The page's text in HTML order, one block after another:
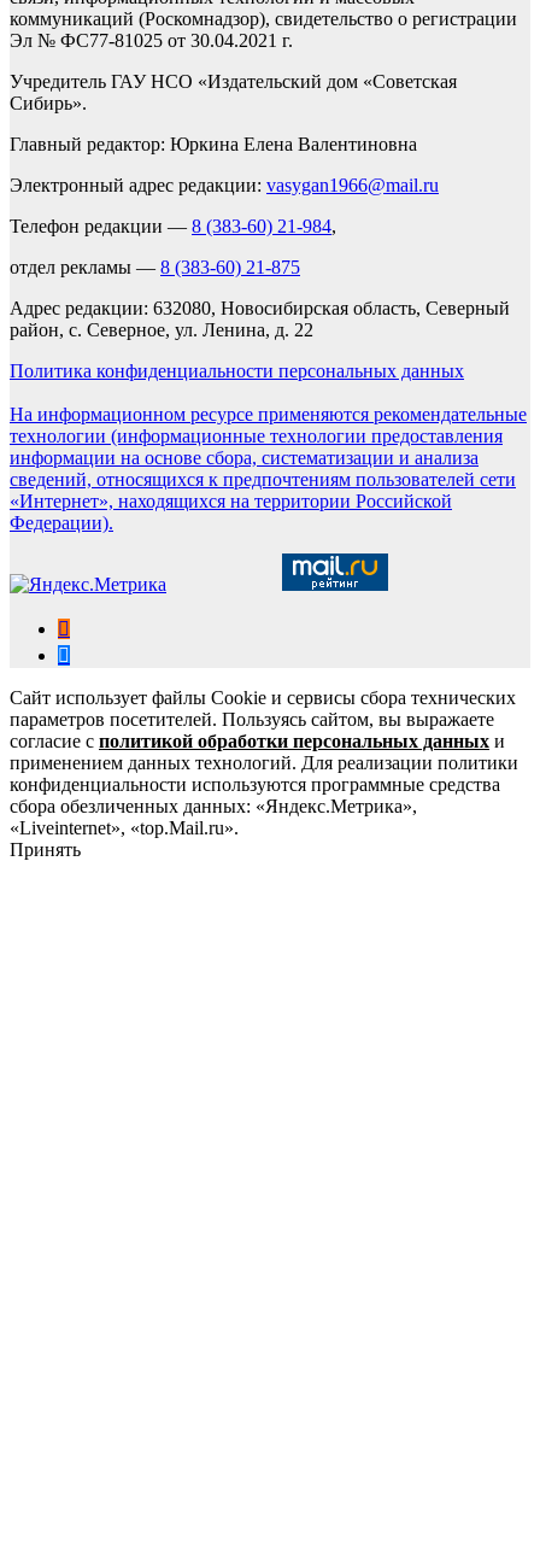
коммуникаций (Роскомнадзор), свидетельство о регистрации
Эл № ФС77-81025 от 30.04.2021 г.
Учредитель ГАУ НСО «Издательский дом «Советская
Сибирь».
Главный редактор: Юркина Елена Валентиновна
Электронный адрес редакции: vasygan1966@mail.ru
Телефон редакции — 8 (383-60) 21-984,
отдел рекламы — 8 (383-60) 21-875
Адрес редакции: 632080, Новосибирская область, Северный
район, с. Северное, ул. Ленина, д. 22
Политика конфиденциальности персональных данных
На информационном ресурсе применяются рекомендательные
технологии (информационные технологии предоставления
информации на основе сбора, систематизации и анализа
сведений, относящихся к предпочтениям пользователей сети
«Интернет», находящихся на территории Российской
Федерации).
Сайт использует файлы Cookie и сервисы сбора технических
параметров посетителей. Пользуясь сайтом, вы выражаете
согласие с политикой обработки персональных данных и
применением данных технологий. Для реализации политики
конфиденциальности используются программные средства
сбора обезличенных данных: «Яндекс.Метрика»,
«Liveinternet», «top.Mail.ru».
Принять